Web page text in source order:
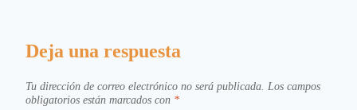
Deja una respuesta
Tu dirección de correo electrónico no será publicada. Los campos
obligatorios están marcados con *